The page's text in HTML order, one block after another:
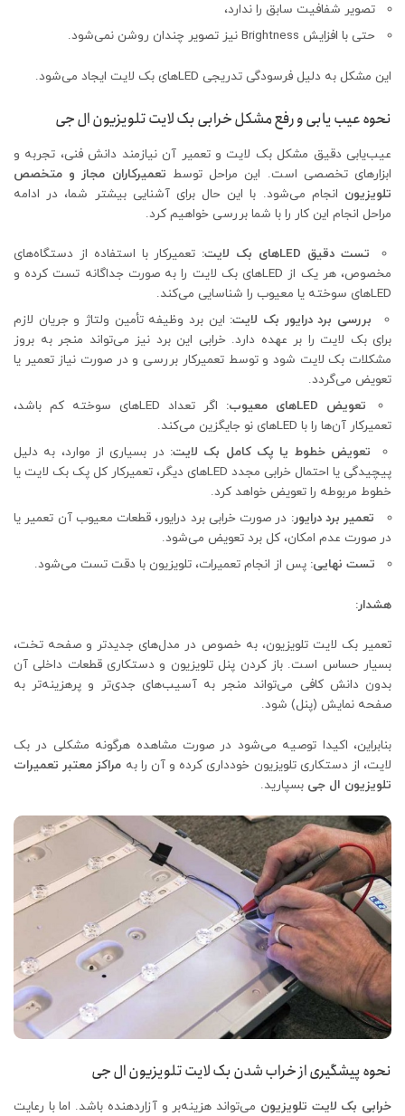
تصویر شفافیت سابق را ندارد،
حتی با افزایش Brightness نیز تصویر چندان روشن نمی‌شود.
این مشکل به دلیل فرسودگی تدریجی LEDهای بک لایت ایجاد می‌شود.
نحوه عیب یابی و رفع مشکل خرابی بک لایت تلویزیون ال جی
عیب‌یابی دقیق مشکل بک لایت و تعمیر آن نیازمند دانش فنی، تجربه و
ابزارهای تخصصی است. این مراحل توسط تعمیرکاران مجاز و متخصص
تلویزیون انجام می‌شود. با این حال برای آشنایی بیشتر شما، در ادامه
مراحل انجام این کار را با شما بررسی خواهیم کرد.
تست دقیق LEDهای بک لایت: تعمیرکار با استفاده از دستگاه‌های
مخصوص، هر یک از LEDهای بک لایت را به صورت جداگانه تست کرده و
LEDهای سوخته یا معیوب را شناسایی می‌کند.
بررسی برد درایور بک لایت: این برد وظیفه تأمین ولتاژ و جریان لازم
برای بک لایت را بر عهده دارد. خرابی این برد نیز می‌تواند منجر به بروز
مشکلات بک لایت شود و توسط تعمیرکار بررسی و در صورت نیاز تعمیر یا
تعویض می‌گردد.
تعویض LEDهای معیوب:
اگر تعداد LEDهای سوخته کم باشد،
تعمیرکار آن‌ها را با LEDهای نو جایگزین می‌کند.
تعویض خطوط یا پک کامل بک لایت: در بسیاری از موارد، به دلیل
پیچیدگی یا احتمال خرابی مجدد LEDهای دیگر، تعمیرکار کل پک بک لایت یا
خطوط مربوطه را تعویض خواهد کرد.
تعمیر برد درایور: در صورت خرابی برد درایور، قطعات معیوب آن تعمیر یا
در صورت عدم امکان، کل برد تعویض می‌شود.
تست نهایی: پس از انجام تعمیرات، تلویزیون با دقت تست می‌شود.
هشدار:
تعمیر بک لایت تلویزیون، به خصوص در مدل‌های جدیدتر و صفحه تخت،
بسیار حساس است. باز کردن پنل تلویزیون و دستکاری قطعات داخلی آن
بدون دانش کافی می‌تواند منجر به آسیب‌های جدی‌تر و پرهزینه‌تر به
صفحه نمایش (پنل) شود.
بنابراین، اکیدا توصیه می‌شود در صورت مشاهده هرگونه مشکلی در بک
لایت، از دستکاری تلویزیون خودداری کرده و آن را به مراکز معتبر تعمیرات
تلویزیون ال جی بسپارید.
نحوه پیشگیری از خراب شدن بک لایت تلویزیون ال جی
خرابی بک لایت تلویزیون می‌تواند هزینه‌بر و آزاردهنده باشد. اما با رعایت